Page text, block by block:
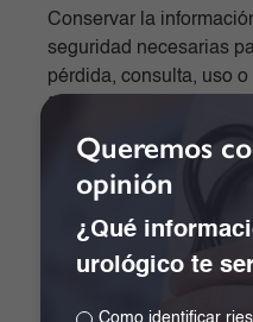
Conservar la
seguridad necesarias
pérdida, consulta, uso
fraudulento.
Garantizar que la
los encargados del
completa, exacta,
comprensible.
Queremos
opinión
¿Qué
urológico te
Como identificar